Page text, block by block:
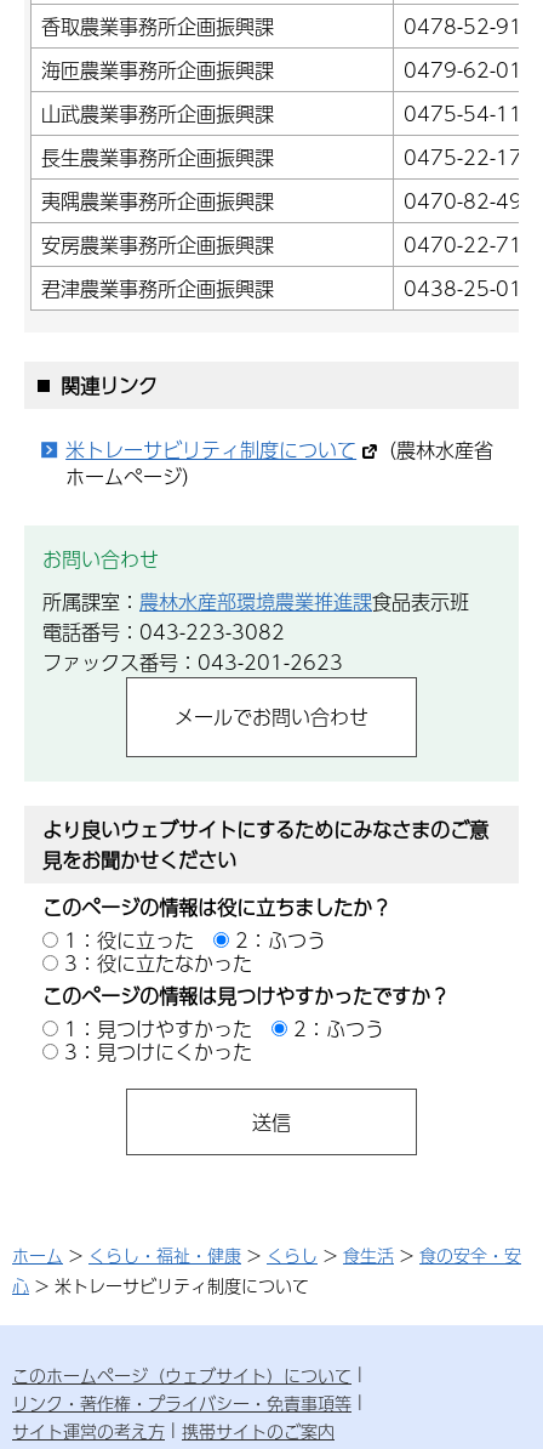
香取農業事務所企画振興課
0478-52-
海匝農業事務所企画振興課
0479-62-
山武農業事務所企画振興課
0475-54-
長生農業事務所企画振興課
0475-22-
夷隅農業事務所企画振興課
0470-82-
安房農業事務所企画振興課
0470-22-
君津農業事務所企画振興課
0438-25-
関連リンク
米トレーサビリティ制度について
（農林水産省
ホームぺージ）
お問い合わせ
所属課室： 農林水産部環境農業推進課食品表示班
電話番号：043-223-3082
ファックス番号：043-201-2623
より良いウェブサイトにするためにみなさまのご意
見をお聞かせください
このページの情報は役に立ちましたか？
1：役に立った
2：ふつう
3：役に立たなかった
このページの情報は見つけやすかったですか？
1：見つけやすかった
2：ふつう
3：見つけにくかった
ホーム > くらし・福祉・健康 > くらし > 食生活 > 食の安全・安
心 > 米トレーサビリティ制度について
このホームページ（ウェブサイト）について
リンク・著作権・プライバシー・免責事項等
サイト運営の考え方
携帯サイトのご案内